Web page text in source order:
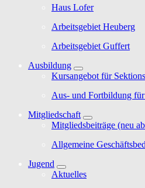
Haus Lofer
Arbeitsgebiet Heuberg
Arbeitsgebiet Guffert
Ausbildung
Kursangebot für
Aus- und Fortbildung
Mitgliedschaft
Mitgliedsbeiträge (neu
Allgemeine
Jugend
Aktuelles